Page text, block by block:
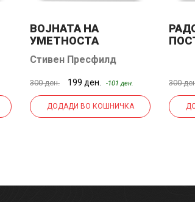
ВОЈНАТА НА
УМЕТНОСТА
Стивен Пресфилд
300 ден. 199 ден. -101 ден.
ДОДАДИ ВО КОШНИЧКА
300